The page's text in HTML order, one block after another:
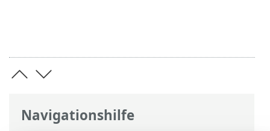
Navigationshilfe